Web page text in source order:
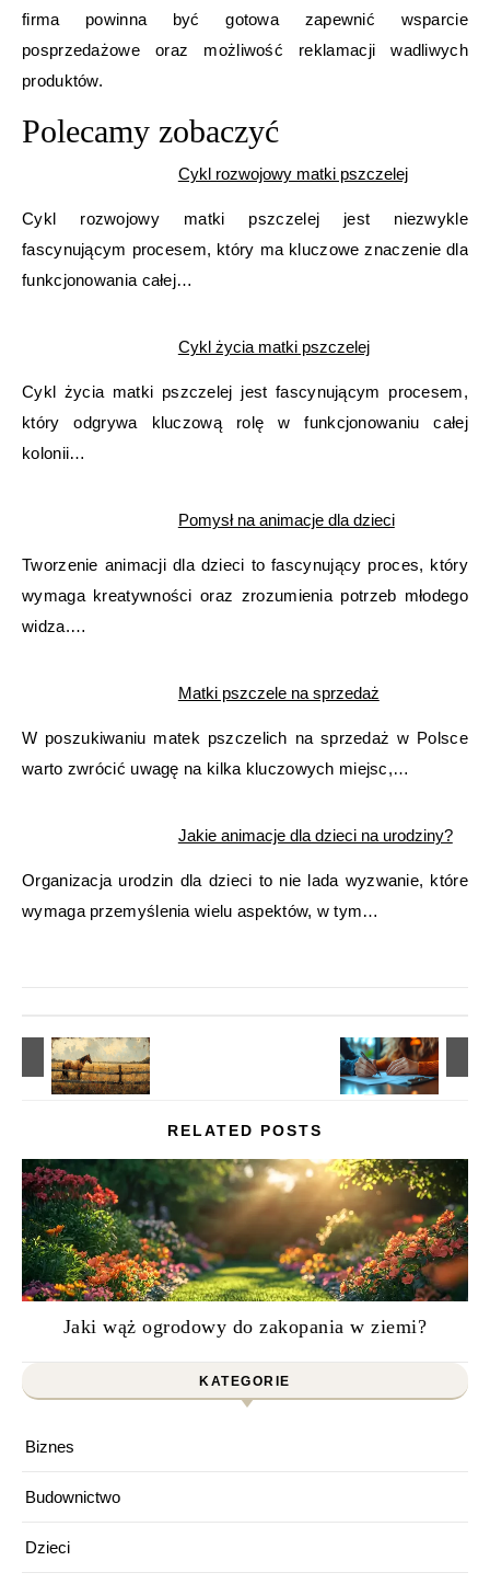
firma powinna być gotowa zapewnić wsparcie
posprzedażowe oraz możliwość reklamacji wadliwych
produktów.
Polecamy zobaczyć
Cykl rozwojowy matki pszczelej
Cykl rozwojowy matki pszczelej jest niezwykle
fascynującym procesem, który ma kluczowe znaczenie dla
funkcjonowania całej…
Cykl życia matki pszczelej
Cykl życia matki pszczelej jest fascynującym procesem,
który odgrywa kluczową rolę w funkcjonowaniu całej
kolonii…
Pomysł na animacje dla dzieci
Tworzenie animacji dla dzieci to fascynujący proces, który
wymaga kreatywności oraz zrozumienia potrzeb młodego
widza.…
Matki pszczele na sprzedaż
W poszukiwaniu matek pszczelich na sprzedaż w Polsce
warto zwrócić uwagę na kilka kluczowych miejsc,…
Jakie animacje dla dzieci na urodziny?
Organizacja urodzin dla dzieci to nie lada wyzwanie, które
wymaga przemyślenia wielu aspektów, w tym…
RELATED POSTS
Jaki wąż ogrodowy do zakopania w ziemi?
KATEGORIE
Biznes
Budownictwo
Dzieci